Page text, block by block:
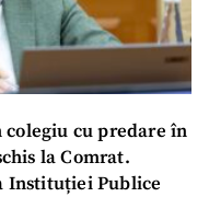
cu predare în
la Comrat.
Publice